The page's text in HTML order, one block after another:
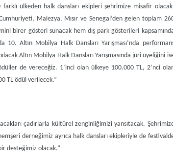
ülkeden halk dansları ekipleri şehrimize misafir
Malezya, Mısır ve Senegal’den gelen toplam
birer gösteri sunacak hem dış park gösterileri
Altın Mobilya Halk Dansları Yarışması’nda
Altın Mobilya Halk Dansları Yarışmasında jüri üyeliğini
de vereceğiz. 1’inci olan ülkeye 100.000 TL, 2’nci
TL ödül verilecek.”
çadırlarla kültürel zenginliğimizi yansıtacak.
derneğimiz ayrıca halk dansları ekipleriyle de
desteğimiz olacak.”